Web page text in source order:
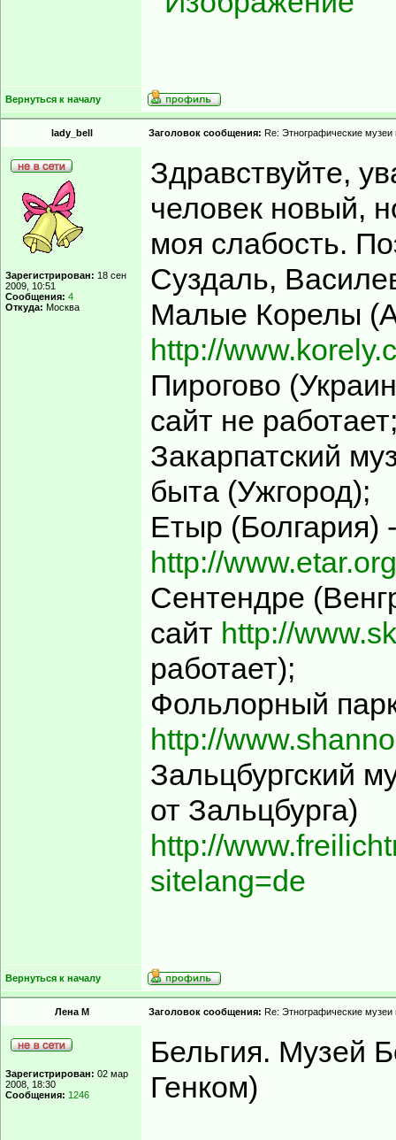
Вернуться к началу
lady_bell Заголовок сообщения: Re: Этнографические
Зарегистрирован: 18 сен
2009, 10:51
Сообщения: 4
Откуда: Москва
Здравствуйте,
человек новый,
моя слабость.
Суздаль,
Малые Корелы
http://
Пирогово
сайт не
Закарпатский
быта (Ужгород);
Етыр (Болгария)
http://
Сентендре
сайт http://
работает);
Фольлорный
http://
Зальцбургский
от Зальцбурга)
http://
sitelang=de
Вернуться к началу
Лена М Заголовок сообщения: Re: Этнографические
Зарегистрирован: 02 мар
2008, 18:30
Сообщения: 1246
Бельгия. Музей
Генком)